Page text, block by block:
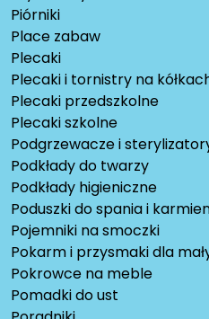
Piórniki
Place zabaw
Plecaki
Plecaki i tornistry na
Plecaki przedszkolne
Plecaki szkolne
Podgrzewacze i
Podkłady do twarzy
Podkłady higieniczne
Poduszki do spania i
Pojemniki na smoczki
Pokarm i przysmaki dla
Pokrowce na meble
Pomadki do ust